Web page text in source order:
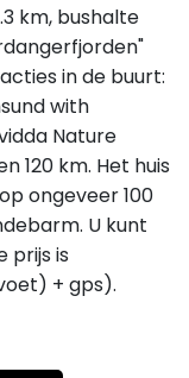
km, bushalte
in de buurt:
with
Nature
120 km. Het huis
ongeveer 100
U kunt
prijs is
+ gps).